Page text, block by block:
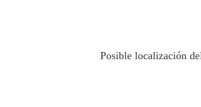
Posible localización